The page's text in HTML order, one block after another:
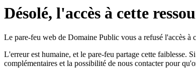
Désolé, l'accès à cette
Le pare-feu web de Domaine Public vous a refusé l'accès à
L'erreur est humaine, et le pare-feu partage cette faiblesse.
complémentaires et la possibilité de nous contacter pour